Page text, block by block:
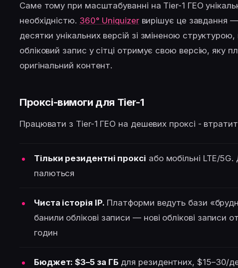
Саме тому при масштабуванні на Tier-1 ГЕО
необхідністю. 360° Uniquizerвирішує це завдання
десятки унікальних версій зі зміненою
обліковий запис у сітці отримує свою версію, яку
оригінальний контент.
Проксі-вимоги для Tier-1
Працювати з Tier-1 ГЕО на дешевих проксі -
Тільки резидентні проксі або мобільні LTE/
палються
Чиста історія IP. Платформи ведуть бази
банили облікові записи — нові облікові
годин
Бюджет: $3–5 за ГБ для резидентних, $15–30/